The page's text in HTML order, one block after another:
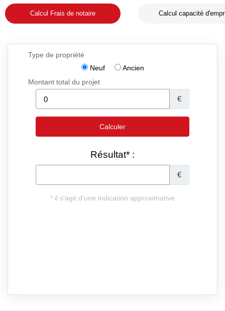
Calcul Frais de notaire Calcul capacité